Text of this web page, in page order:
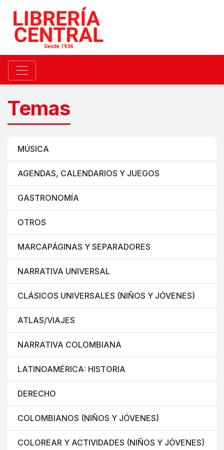
Temas
MÚSICA
AGENDAS, CALENDARIOS Y JUEGOS
GASTRONOMÍA
OTROS
MARCAPÁGINAS Y SEPARADORES
NARRATIVA UNIVERSAL
CLÁSICOS UNIVERSALES (NIÑOS Y JÓVENES)
ATLAS/VIAJES
NARRATIVA COLOMBIANA
LATINOAMÉRICA: HISTORIA
DERECHO
COLOMBIANOS (NIÑOS Y JÓVENES)
COLOREAR Y ACTIVIDADES (NIÑOS Y JÓVENES)